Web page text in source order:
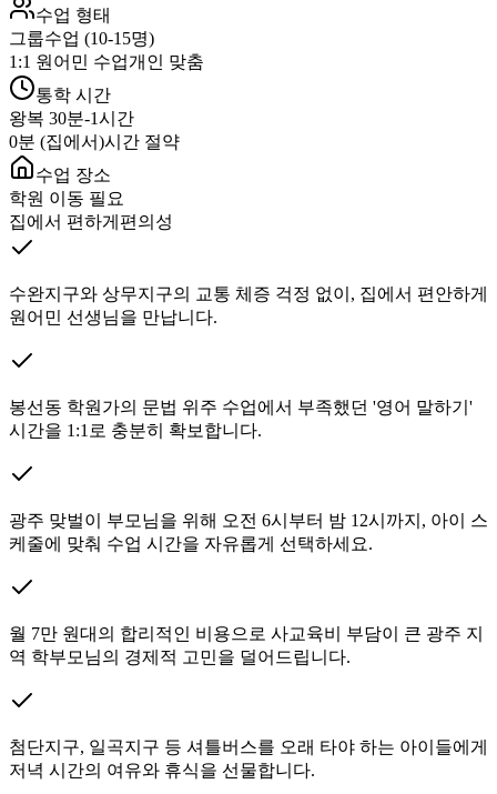
수업 형태
그룹수업 (10-15명)
1:1 원어민 수업개인 맞춤
통학 시간
왕복 30분-1시간
0분 (집에서)시간 절약
수업 장소
학원 이동 필요
집에서 편하게 편의성
수완지구와 상무지구의 교통 체증 걱정 없이, 집에서 편안하게
원어민 선생님을 만납니다.
봉선동 학원가의 문법 위주 수업에서 부족했던 '영어 말하기'
시간을 1:1로 충분히 확보합니다.
광주 맞벌이 부모님을 위해 오전 6시부터 밤 12시까지, 아이 스
케줄에 맞춰 수업 시간을 자유롭게 선택하세요.
월 7만 원대의 합리적인 비용으로 사교육비 부담이 큰 광주 지
역 학부모님의 경제적 고민을 덜어드립니다.
첨단지구, 일곡지구 등 셔틀버스를 오래 타야 하는 아이들에게
저녁 시간의 여유와 휴식을 선물합니다.